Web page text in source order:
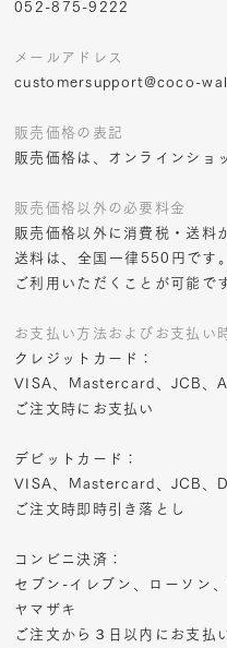
052-875-9222
メールアドレス
customersupport@coco-
販売価格の表記
販売価格は、オンラインショ
販売価格以外の必要料金
販売価格以外に消費税・送料
送料は、全国一律550円です
ご利用いただくことが可能で
お支払い方法およびお支払い
クレジットカード：
VISA、Mastercard、JCB
ご注文時にお支払い
デビットカード：
VISA、Mastercard、JCB、
ご注文時即時引き落とし
コンビニ決済：
セブン-イレブン、ローソン
ヤマザキ
ご注文から３日以内にお支払